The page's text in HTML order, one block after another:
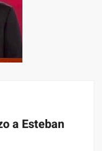
a Esteban